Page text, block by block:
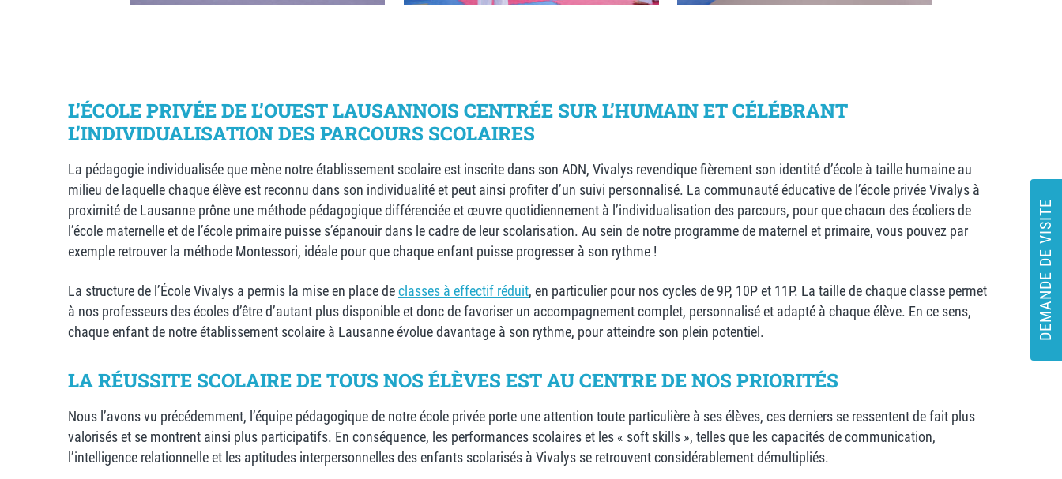
DEMANDE DE VISITE
L’ÉCOLE PRIVÉE DE L’OUEST LAUSANNOIS CENTRÉE SUR L’HUMAIN ET CÉLÉBRANT
L’INDIVIDUALISATION DES PARCOURS SCOLAIRES
La pédagogie individualisée que mène notre établissement scolaire est inscrite dans son ADN, Vivalys revendique fièrement son identité d’école à taille humaine au
milieu de laquelle chaque élève est reconnu dans son individualité et peut ainsi profiter d’un suivi personnalisé. La communauté éducative de l’école privée Vivalys à
proximité de Lausanne prône une méthode pédagogique différenciée et œuvre quotidiennement à l’individualisation des parcours, pour que chacun des écoliers de
l’école maternelle et de l’école primaire puisse s’épanouir dans le cadre de leur scolarisation. Au sein de notre programme de maternel et primaire, vous pouvez par
exemple retrouver la méthode Montessori, idéale pour que chaque enfant puisse progresser à son rythme !
La structure de l’École Vivalys a permis la mise en place declasses à effectif réduit, en particulier pour nos cycles de 9P, 10P et 11P. La taille de chaqueclasse permet
à nos professeurs des écolesd’être d’autant plus disponible et donc de favoriser un accompagnement complet, personnalisé et adapté à chaque élève. En ce sens,
chaque enfant de notre établissement scolaire à Lausanne évolue davantage à son rythme, pour atteindre son plein potentiel.
LA RÉUSSITE SCOLAIRE DE TOUS NOS ÉLÈVES EST AU CENTRE DE NOS PRIORITÉS
Nous l’avons vu précédemment, l’équipe pédagogique de notre école privée porte une attention toute particulière à ses élèves, ces derniers se ressentent de fait plus
valorisés et se montrent ainsi plus participatifs. En conséquence, les performances scolaires et les « soft skills », telles que les capacités de communication,
l’intelligence relationnelle et les aptitudes interpersonnelles des enfants scolarisés à Vivalys se retrouvent considérablement démultipliés.